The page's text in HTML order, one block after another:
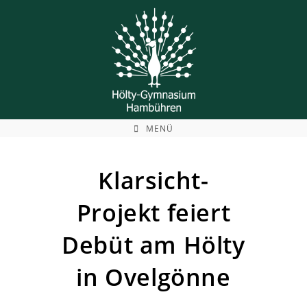
MENÜ
Klarsicht-
Projekt feiert
Debüt am Hölty
in Ovelgönne